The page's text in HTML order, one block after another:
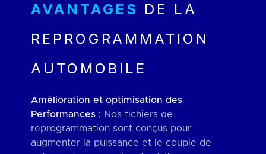
AVANTAGES DE LA
REPROGRAMMATION
AUTOMOBILE
Amélioration et optimisation des
Performances : Nos fichiers de
reprogrammation sont conçus pour
augmenter la puissance et le couple de